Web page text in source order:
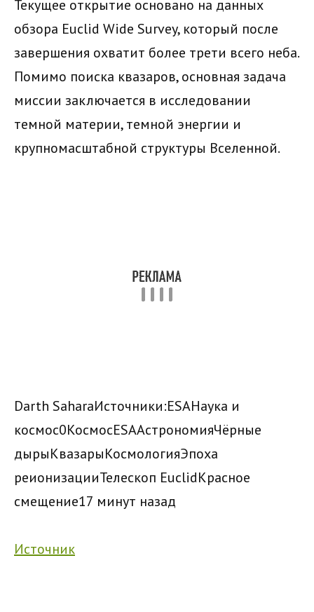
Текущее открытие основано на данных
обзора Euclid Wide Survey, который после
завершения охватит более трети всего неба.
Помимо поиска квазаров, основная задача
миссии заключается в исследовании
темной материи, темной энергии и
крупномасштабной структуры Вселенной.
Darth SaharaИсточники:ESAНаука и
космос0КосмосESAАстрономияЧёрные
дырыКвазарыКосмологияЭпоха
реионизацииТелескоп EuclidКрасное
смещение17 минут назад
Источник